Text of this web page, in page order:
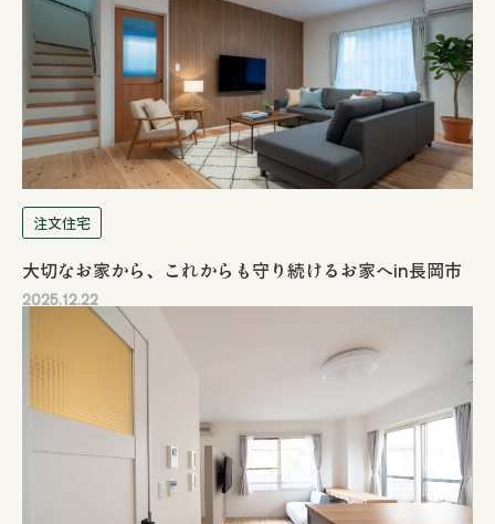
注文住宅
大切なお家から、これからも守り続けるお家へin長岡市
2025.12.22